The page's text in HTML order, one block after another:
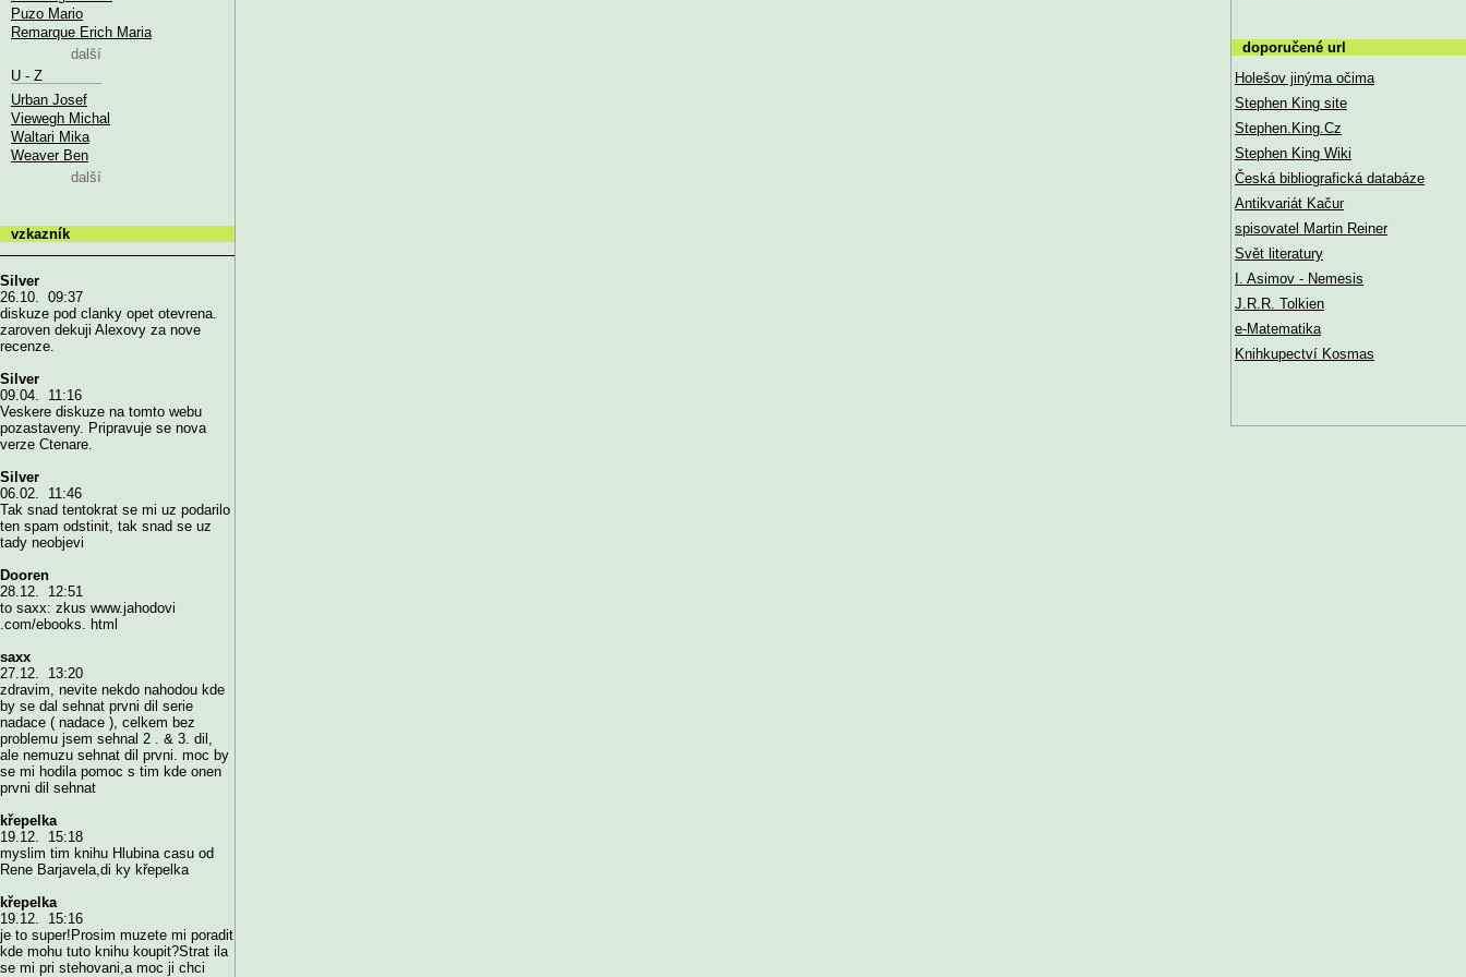
Puzo Mario
Remarque Erich Maria
další
U - Z
Urban Josef
Viewegh Michal
Waltari Mika
Weaver Ben
další
vzkazník
Silver
26.10. 09:37
diskuze pod clanky opet otevrena.
zaroven dekuji Alexovy za nove
recenze.
Silver
09.04. 11:16
Veskere diskuze na tomto webu
pozastaveny. Pripravuje se nova
verze Ctenare.
Silver
06.02. 11:46
Tak snad tentokrat se mi uz podarilo
ten spam odstinit, tak snad se uz
tady neobjevi
Dooren
28.12. 12:51
to saxx: zkus www.jahodovi
.com/ebooks. html
saxx
27.12. 13:20
zdravim, nevite nekdo nahodou kde
by se dal sehnat prvni dil serie
nadace ( nadace ), celkem bez
problemu jsem sehnal 2 . & 3. dil,
ale nemuzu sehnat dil prvni. moc by
se mi hodila pomoc s tim kde onen
prvni dil sehnat
křepelka
19.12. 15:18
myslim tim knihu Hlubina casu od
Rene Barjavela,di ky křepelka
křepelka
19.12. 15:16
je to super!Prosim muzete mi poradit
kde mohu tuto knihu koupit?Strat ila
se mi pri stehovani,a moc ji chci
doporučené url
Holešov jinýma očima
Stephen King site
Stephen.King.Cz
Stephen King Wiki
Česká bibliografická databáze
Antikvariát Kačur
spisovatel Martin Reiner
Svět literatury
I. Asimov - Nemesis
J.R.R. Tolkien
e-Matematika
Knihkupectví Kosmas